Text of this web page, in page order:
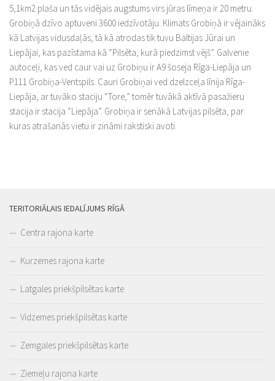
5,1km2 plaša un tās vidējais augstums virs jūras līmeņa ir 20 metru.
Grobiņā dzīvo aptuveni 3600 iedzīvotāju. Klimats Grobiņā ir vējaināks
kā Latvijas vidusdaļās, tā kā atrodas tik tuvu Baltijas Jūrai un
Liepājai, kas pazīstama kā “Pilsēta, kurā piedzimst vējš”. Galvenie
autoceļi, kas ved caur vai uz Grobiņu ir A9 šoseja Rīga-Liepāja un
P111 Grobiņa-Ventspils. Cauri Grobiņai ved dzelzceļa līnija Rīga-
Liepāja, ar tuvāko staciju “Tore,” tomēr tuvākā aktīvā pasažieru
stacija ir stacija “Liepāja”. Grobiņa ir senākā Latvijas pilsēta, par
kuras atrašanās vietu ir zināmi rakstiski avoti.
TERITORIĀLAIS IEDALĪJUMS RĪGĀ
Centra rajona karte
Kurzemes rajona karte
Latgales priekšpilsētas karte
Vidzemes priekšpilsētas karte
Zemgales priekšpilsētas karte
Ziemeļu rajona karte